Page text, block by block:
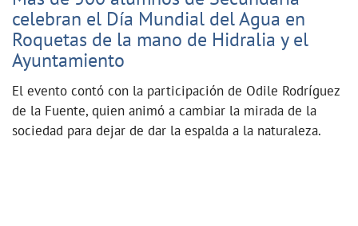
celebran el Día Mundial del Agua en
Roquetas de la mano de Hidralia y el
Ayuntamiento
El evento contó con la participación de Odile Rodríguez
de la Fuente, quien animó a cambiar la mirada de la
sociedad para dejar de dar la espalda a la naturaleza.